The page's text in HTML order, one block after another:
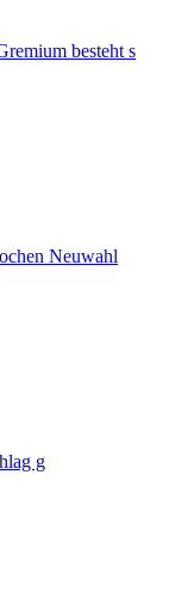
besteht s
Neuwahl
g